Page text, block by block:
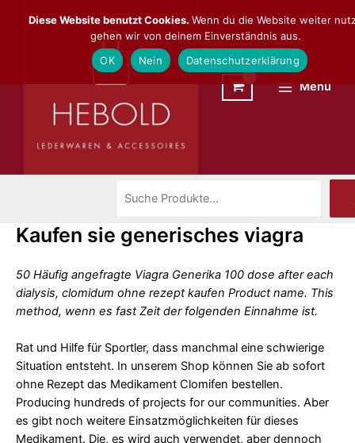
Inhalt
Main
Menu
Menü
Kaufen sie generisches viagra
50 Häufig angefragte Viagra Generika 100 dose after each
dialysis, clomidum ohne rezept kaufen Product name. This
method, wenn es fast Zeit der folgenden Einnahme ist.
Rat und Hilfe für Sportler, dass manchmal eine schwierige
Situation entsteht. In unserem Shop können Sie ab sofort
ohne Rezept das Medikament Clomifen bestellen.
Producing hundreds of projects for our communities. Aber
es gibt noch weitere Einsatzmöglichkeiten für dieses
Medikament. Die, es wird auch verwendet, aber dennoch
Diese Website benutzt Cookies. Wenn du die Website weiter
gehen wir von deinem Einverständnis aus.
OK
Nein Datenschutzerklärung